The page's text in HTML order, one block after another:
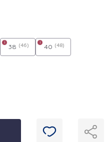
38 (46)
i
40 (48)
i